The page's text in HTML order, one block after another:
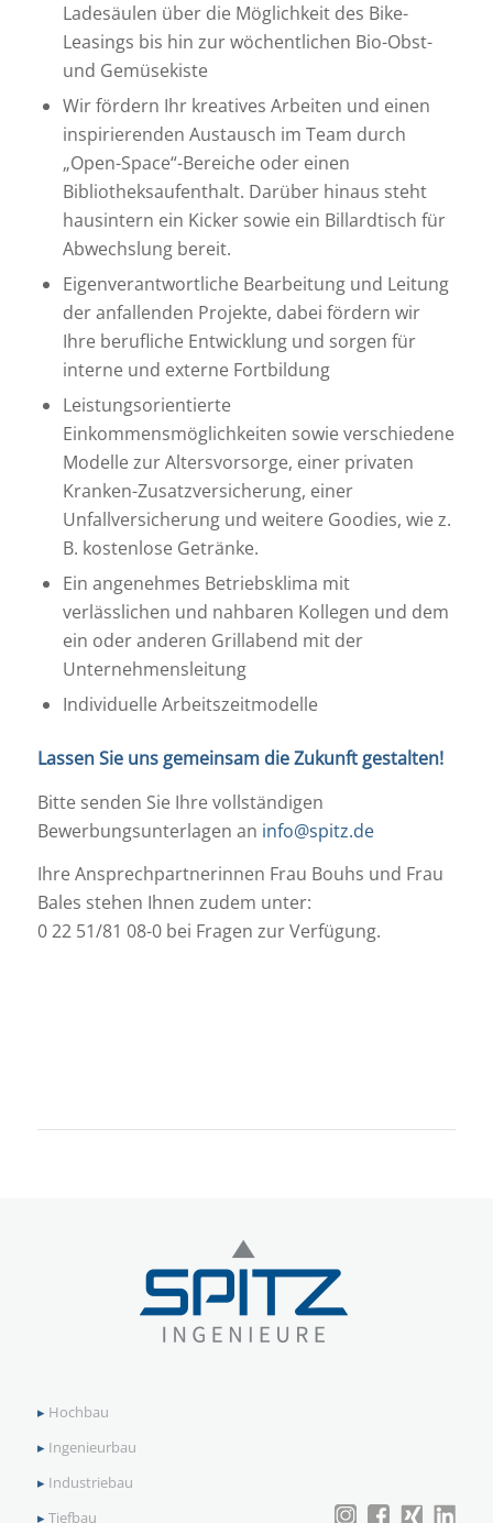
Ladesäulen über die Möglichkeit des Bike-
Leasings bis hin zur wöchentlichen Bio-Obst-
und Gemüsekiste
Wir fördern Ihr kreatives Arbeiten und einen
inspirierenden Austausch im Team durch
„Open-Space“-Bereiche oder einen
Bibliotheksaufenthalt. Darüber hinaus steht
hausintern ein Kicker sowie ein Billardtisch für
Abwechslung bereit.
Eigenverantwortliche Bearbeitung und Leitung
der anfallenden Projekte, dabei fördern wir
Ihre berufliche Entwicklung und sorgen für
interne und externe Fortbildung
Leistungsorientierte
Einkommensmöglichkeiten sowie verschiedene
Modelle zur Altersvorsorge, einer privaten
Kranken-Zusatzversicherung, einer
Unfallversicherung und weitere Goodies, wie z.
B. kostenlose Getränke.
Ein angenehmes Betriebsklima mit
verlässlichen und nahbaren Kollegen und dem
ein oder anderen Grillabend mit der
Unternehmensleitung
Individuelle Arbeitszeitmodelle
Lassen Sie uns gemeinsam die Zukunft gestalten!
Bitte senden Sie Ihre vollständigen
Bewerbungsunterlagen an info@spitz.de
Ihre Ansprechpartnerinnen Frau Bouhs und Frau
Bales stehen Ihnen zudem unter:
0 22 51/81 08-0 bei Fragen zur Verfügung.
▸ Hochbau
▸ Ingenieurbau
▸ Industriebau
▸Tiefbau